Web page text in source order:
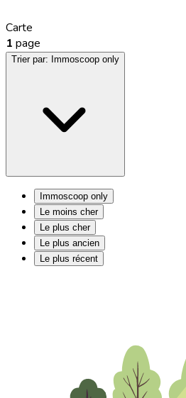
Carte
1 page
Trier par: Immoscoop only
Immoscoop only
Le moins cher
Le plus cher
Le plus ancien
Le plus récent